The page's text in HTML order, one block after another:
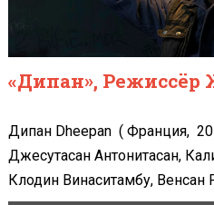
«Дипан», Режиссёр
Дипан Dheepan ( Франция,
Джесутасан Антонитасан,
Клодин Винаситамбу, Венсан